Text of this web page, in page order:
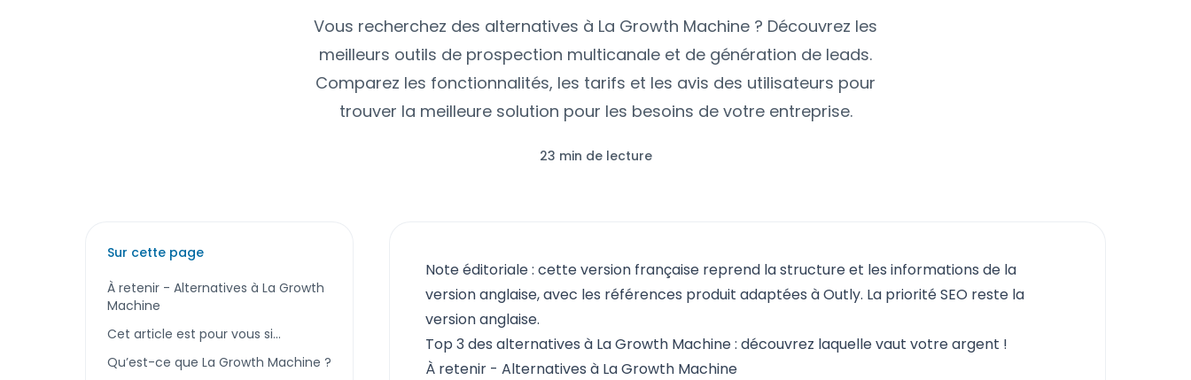
Vous recherchez des alternatives à La Growth Machine ? Découvrez les
meilleurs outils de prospection multicanale et de génération de leads.
Comparez les fonctionnalités, les tarifs et les avis des utilisateurs pour
trouver la meilleure solution pour les besoins de votre entreprise.
23 min de lecture
Sur cette page
À retenir - Alternatives à La Growth
Machine
Cet article est pour vous si...
Qu’est-ce que La Growth Machine ?
Note éditoriale : cette version française reprend la structure et les informations de la
version anglaise, avec les références produit adaptées à Outly. La priorité SEO reste la
version anglaise.
Top 3 des alternatives à La Growth Machine : découvrez laquelle vaut votre argent !
À retenir - Alternatives à La Growth Machine